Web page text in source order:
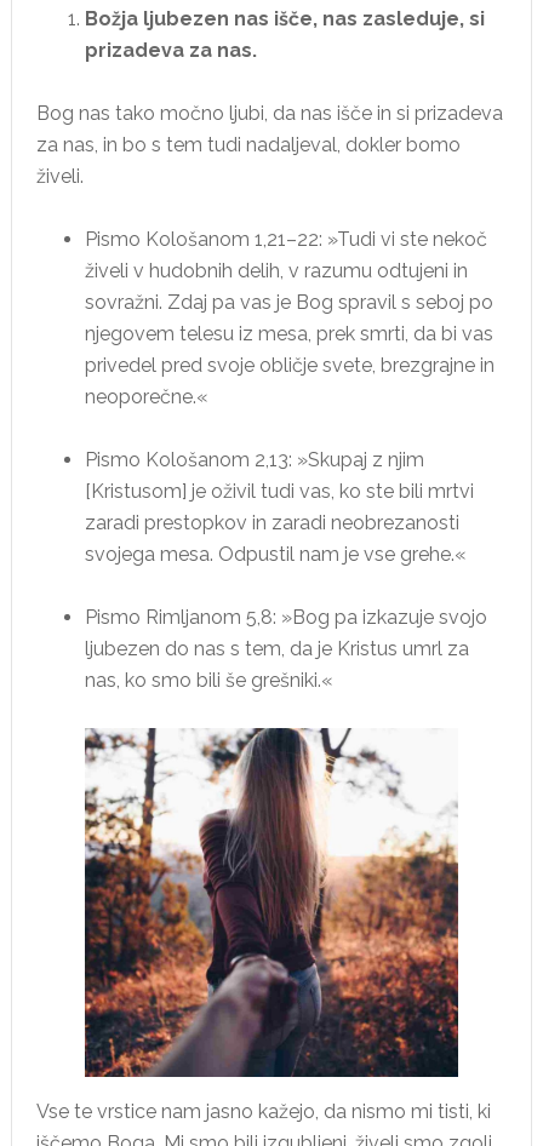
Božja ljubezen nas išče, nas zasleduje, si
prizadeva za nas.
Bog nas tako močno ljubi, da nas išče in si prizadeva
za nas, in bo s tem tudi nadaljeval, dokler bomo
živeli.
Pismo Kološanom 1,21–22: »Tudi vi ste nekoč
živeli v hudobnih delih, v razumu odtujeni in
sovražni. Zdaj pa vas je Bog spravil s seboj po
njegovem telesu iz mesa, prek smrti, da bi vas
privedel pred svoje obličje svete, brezgrajne in
neoporečne.«
Pismo Kološanom 2,13: »Skupaj z njim
[Kristusom] je oživil tudi vas, ko ste bili mrtvi
zaradi prestopkov in zaradi neobrezanosti
svojega mesa. Odpustil nam je vse grehe.«
Pismo Rimljanom 5,8: »Bog pa izkazuje svojo
ljubezen do nas s tem, da je Kristus umrl za
nas, ko smo bili še grešniki.«
Vse te vrstice nam jasno kažejo, da nismo mi tisti, ki